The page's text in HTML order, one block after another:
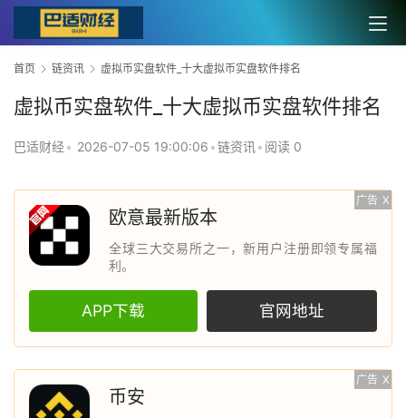
首页 链资讯 虚拟币实盘软件_十大虚拟币实盘软件排名
虚拟币实盘软件_十大虚拟币实盘软件排名
巴适财经• 2026-07-05 19:00:06 •链资讯 • 阅读 0
广告 X
欧意最新版本
全球三大交易所之一，新用户注册即领专属福
利。
APP下载 官网地址
广告 X
币安